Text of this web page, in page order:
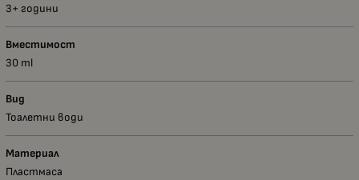
3+ години
Вместимост
30 ml
Вид
Тоалетни води
Материал
Пластмаса